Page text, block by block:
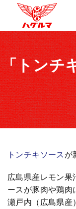
「トンチ
トンチキソース が
広島県産レモン果
ースが豚肉や鶏肉
瀬戸内（広島県産